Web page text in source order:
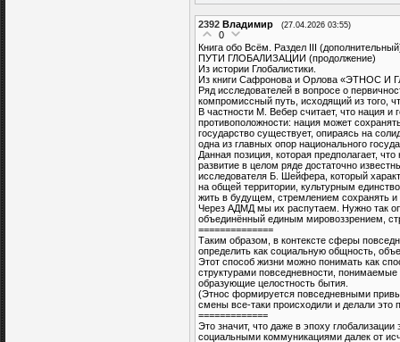
2392 Владимир (27.04.2026 03:55)
0
Книга обо Всём. Раздел III
ПУТИ ГЛОБАЛИЗАЦИИ (продолжение)
Из истории Глобалистики.
Из книги Сафронова и Орлова «ЭТНОС
Ряд исследователей в вопросе о
компромиссный путь, исходящий из того,
В частности М. Вебер считает, что нация и
противоположности: нация может
государство существует, опираясь на
одна из главных опор национального
Данная позиция, которая предполагает,
развитие в целом ряде достаточно
исследователя Б. Шейфера, который
на общей территории, культурным
жить в будущем, стремлением сохранять и
Через АДМД мы их распутаем. Нужно так
объединённый единым мировоззрением,
==============
Таким образом, в контексте сферы
определить как социальную общность,
Этот способ жизни можно понимать как
структурами повседневности,
образующие целостность бытия.
(Этнос формируется повседневными
смены все-таки происходили и делали это
=============
Это значит, что даже в эпоху
социальными коммуникациями далек от